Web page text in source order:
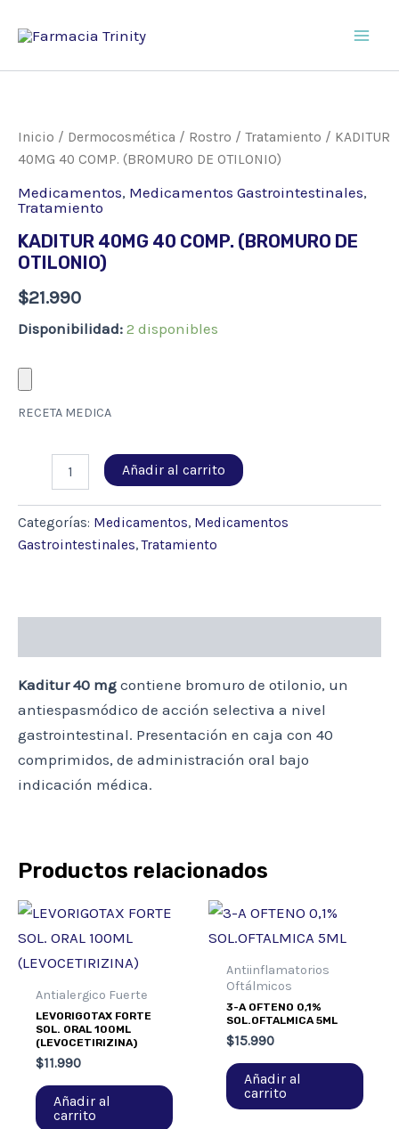
Inicio / Dermocosmética / Rostro / Tratamiento / KADITUR
40MG 40 COMP. (BROMURO DE OTILONIO)
Medicamentos, Medicamentos Gastrointestinales,
Tratamiento
KADITUR 40MG 40 COMP. (BROMURO DE
OTILONIO)
$21.990
Disponibilidad: 2 disponibles
RECETA MEDICA
COMP.
(BROMURO
DE
Añadir al carrito
Categorías: Medicamentos, Medicamentos
Gastrointestinales,Tratamiento
Kaditur 40 mg contiene bromuro de otilonio, un
antiespasmódico de acción selectiva a nivel
gastrointestinal. Presentación en caja con 40
comprimidos, de administración oral bajo
indicación médica.
Productos relacionados
Antialergico Fuerte
LEVORIGOTAX FORTE
SOL. ORAL 100ML
(LEVOCETIRIZINA)
$11.990
Añadir al
carrito
Antiinflamatorios
Oftálmicos
3-A OFTENO 0,1%
SOL.OFTALMICA 5ML
$15.990
Añadir al
carrito